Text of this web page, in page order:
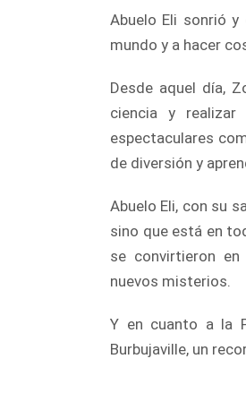
Abuelo Eli sonrió y
mundo y a hacer
Desde aquel día,
ciencia y realizar
espectaculares
de diversión y
Abuelo Eli, con su
sino que está en
se convirtieron
nuevos misterios.
Y en cuanto a la
Burbujaville, un